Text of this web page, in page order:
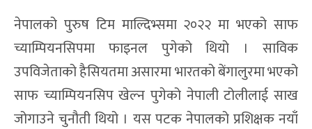
नेपालको पुरुष टिम माल्दिभ्समा २०२२ मा भएको साफ
च्याम्पियनसिपमा फाइनल पुगेको थियो । साविक
उपविजेताको हैसियतमा असारमा भारतको बेंगालुरमा भएको
साफ च्याम्पियनसिप खेल्न पुगेको नेपाली टोलीलाई साख
जोगाउने चुनौती थियो । यस पटक नेपालको प्रशिक्षक नयाँ